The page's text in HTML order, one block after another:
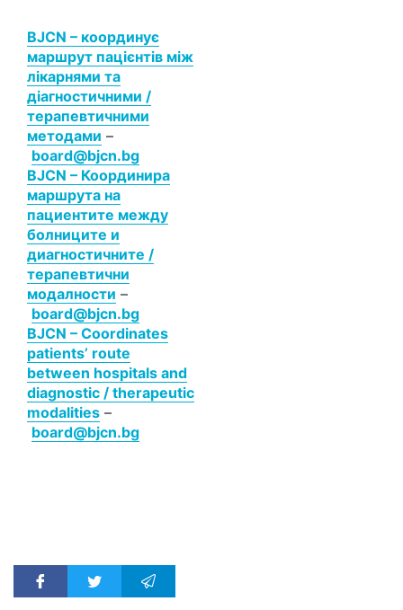
BJCN – координує
маршрут пацієнтів між
лікарнями та
діагностичними /
терапевтичними
методами –
board@bjcn.bg
BJCN – Координира
маршрута на
пациентите между
болниците и
диагностичните /
терапевтични
модалности –
board@bjcn.bg
BJCN – Coordinates
patients’ route
between hospitals and
diagnostic / therapeutic
modalities –
board@bjcn.bg